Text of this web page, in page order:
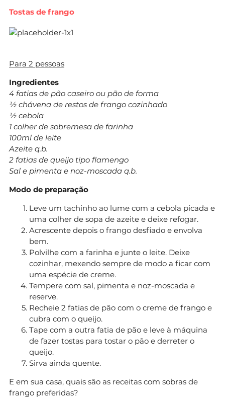
Tostas de frango
Para 2 pessoas
Ingredientes
4 fatias de pão caseiro ou pão de forma
½ chávena de restos de frango cozinhado
½ cebola
1 colher de sobremesa de farinha
100ml de leite
Azeite q.b.
2 fatias de queijo tipo flamengo
Sal e pimenta e noz-moscada q.b.
Modo de preparação
Leve um tachinho ao lume com a cebola picada e
uma colher de sopa de azeite e deixe refogar.
Acrescente depois o frango desfiado e envolva
bem.
Polvilhe com a farinha e junte o leite. Deixe
cozinhar, mexendo sempre de modo a ficar com
uma espécie de creme.
Tempere com sal, pimenta e noz-moscada e
reserve.
Recheie 2 fatias de pão com o creme de frango e
cubra com o queijo.
Tape com a outra fatia de pão e leve à máquina
de fazer tostas para tostar o pão e derreter o
queijo.
Sirva ainda quente.
E em sua casa, quais são as receitas com sobras de
frango preferidas?